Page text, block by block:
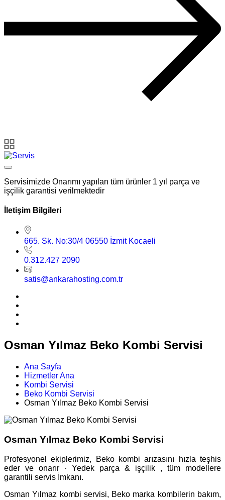
Servisimizde Onarımı yapılan tüm ürünler 1 yıl parça ve
işçilik garantisi verilmektedir
İletişim Bilgileri
665. Sk. No:30/4 06550 İzmit Kocaeli
0.312.427 2090
satis@ankarahosting.com.tr
Osman Yılmaz Beko Kombi Servisi
Ana Sayfa
Hizmetler Ana
Kombi Servisi
Beko Kombi Servisi
Osman Yılmaz Beko Kombi Servisi
Osman Yılmaz Beko Kombi Servisi
Profesyonel ekiplerimiz, Beko kombi arızasını hızla teşhis
eder ve onarır · Yedek parça & işçilik , tüm modellere
garantili servis İmkanı.
Osman Yılmaz kombi servisi, Beko marka kombilerin bakım,